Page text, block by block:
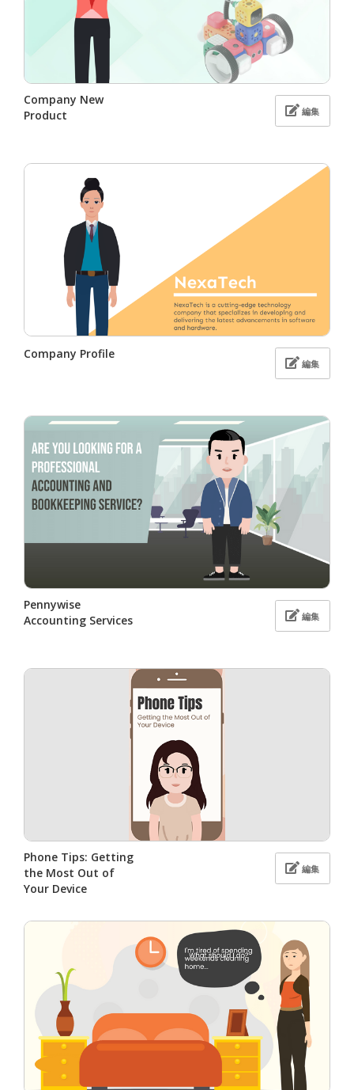
Company New
Product
編集
Company Profile
編集
Pennywise
Accounting Services
編集
Phone Tips: Getting
the Most Out of
Your Device
編集